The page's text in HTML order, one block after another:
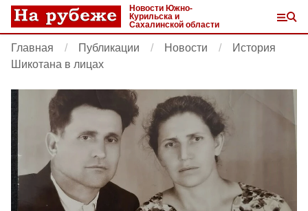
Новости Южно-
Курильска и
Сахалинской области
Главная Публикации Новости
История
Шикотана в лицах